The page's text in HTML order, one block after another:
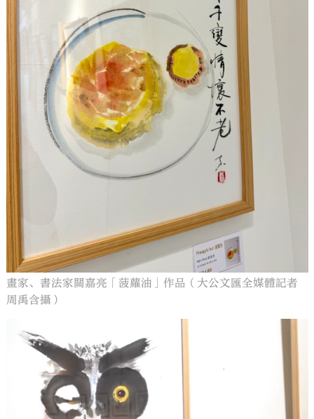
畫家、書法家關嘉亮「菠蘿油」作品（大公文匯全媒體記者
周禹含攝）